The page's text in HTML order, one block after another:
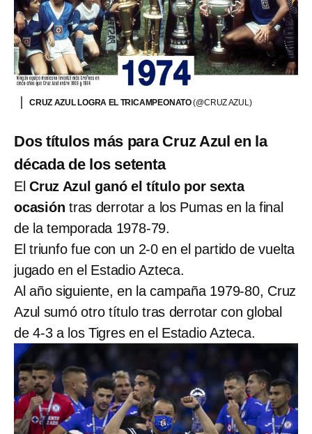
CRUZ AZUL LOGRA EL TRICAMPEONATO(@CRUZ AZUL)
Dos títulos más para Cruz Azul en la
década de los setenta
El Cruz Azul ganó el título por sexta
ocasión tras derrotar a los Pumas en la final
de la temporada 1978-79.
El triunfo fue con un 2-0 en el partido de vuelta
jugado en el Estadio Azteca.
Al año siguiente, en la campaña 1979-80, Cruz
Azul sumó otro título tras derrotar con global
de 4-3 a los Tigres en el Estadio Azteca.